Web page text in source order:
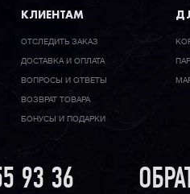
КЛИЕНТАМ
ОТСЛЕДИТЬ ЗАКАЗ
ДОСТАВКА И ОПЛАТА
ВОПРОСЫ И ОТВЕТЫ
ВОЗВРАТ ТОВАРА
БОНУСЫ И ПОДАРКИ
93 36